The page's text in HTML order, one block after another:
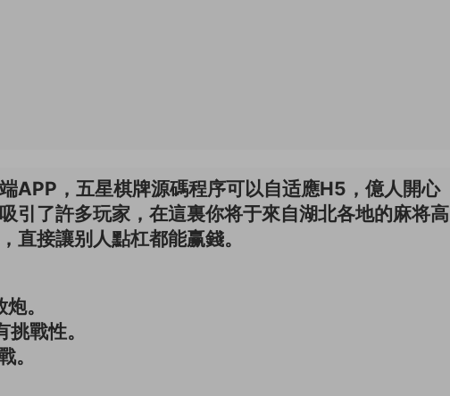
APP，五星棋牌源碼程序可以自适應H5，億人開心
引了許多玩家，在這裏你将于來自湖北各地的麻将高
直接讓别人點杠都能赢錢。
。
戰性。
。